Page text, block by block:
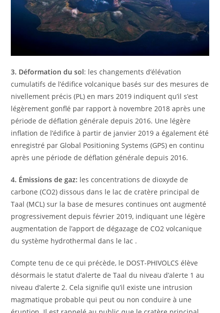
3. Déformation du sol: les changements d’élévation
cumulatifs de l’édifice volcanique basés sur des mesures de
nivellement précis (PL) en mars 2019 indiquent qu’il s’est
légèrement gonflé par rapport à novembre 2018 après une
période de déflation générale depuis 2016. Une légère
inflation de l’édifice à partir de janvier 2019 a également été
enregistré par Global Positioning Systems (GPS) en continu
après une période de déflation générale depuis 2016.
4. Émissions de gaz: les concentrations de dioxyde de
carbone (CO2) dissous dans le lac de cratère principal de
Taal (MCL) sur la base de mesures continues ont augmenté
progressivement depuis février 2019, indiquant une légère
augmentation de l’apport de dégazage de CO2 volcanique
du système hydrothermal dans le lac .
Compte tenu de ce qui précède, le DOST-PHIVOLCS élève
désormais le statut d’alerte de Taal du niveau d’alerte 1 au
niveau d’alerte 2. Cela signifie qu’il existe une intrusion
magmatique probable qui peut ou non conduire à une